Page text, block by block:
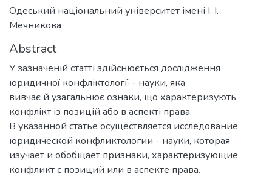
Одеський національний університет імені І. І.
Мечникова
Abstract
У зазначеній статті здійснюється дослідження
юридичної конфліктології - науки, яка
вивчає й узагальнює ознаки, що характеризують
конфлікт із позицій або в аспекті права.
В указанной статье осуществляется исследование
юридической конфликтологии - науки, которая
изучает и обобщает признаки, характеризующие
конфликт с позиций или в аспекте права.